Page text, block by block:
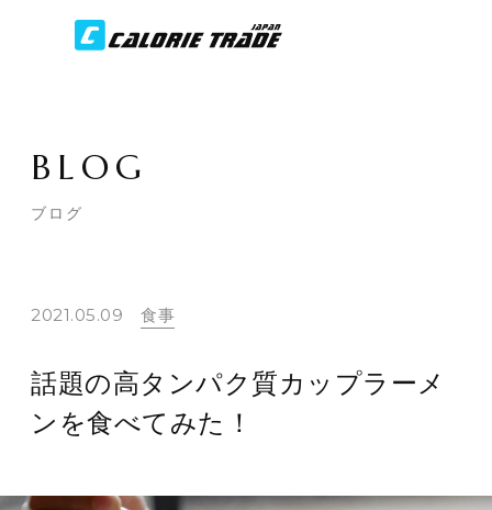
BLOG
ブログ
2021.05.09 食事
話題の高タンパク質カップラーメ
ンを食べてみた！